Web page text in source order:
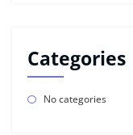
Categories
No categories